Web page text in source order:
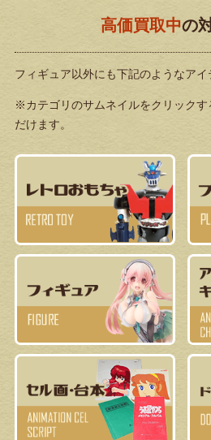
高価買取中の
フィギュア以外にも下記のようなア
※カテゴリのサムネイルをクリックす
だけます。